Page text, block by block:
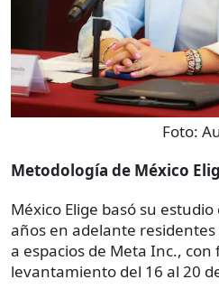
Foto:
Metodología de México
México Elige basó su
años en adelante residentes
a espacios de Meta Inc., con
levantamiento del 16 al 20